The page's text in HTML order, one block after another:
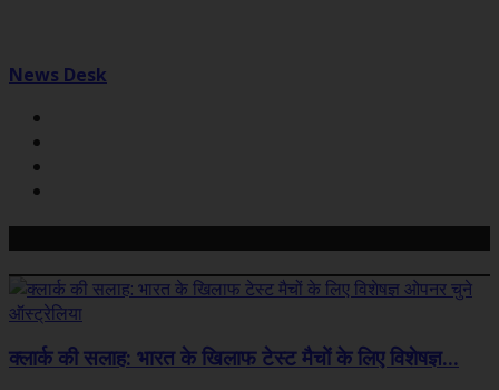
News Desk
क्लार्क की सलाह: भारत के खिलाफ टेस्ट मैचों के लिए विशेषज्ञ...